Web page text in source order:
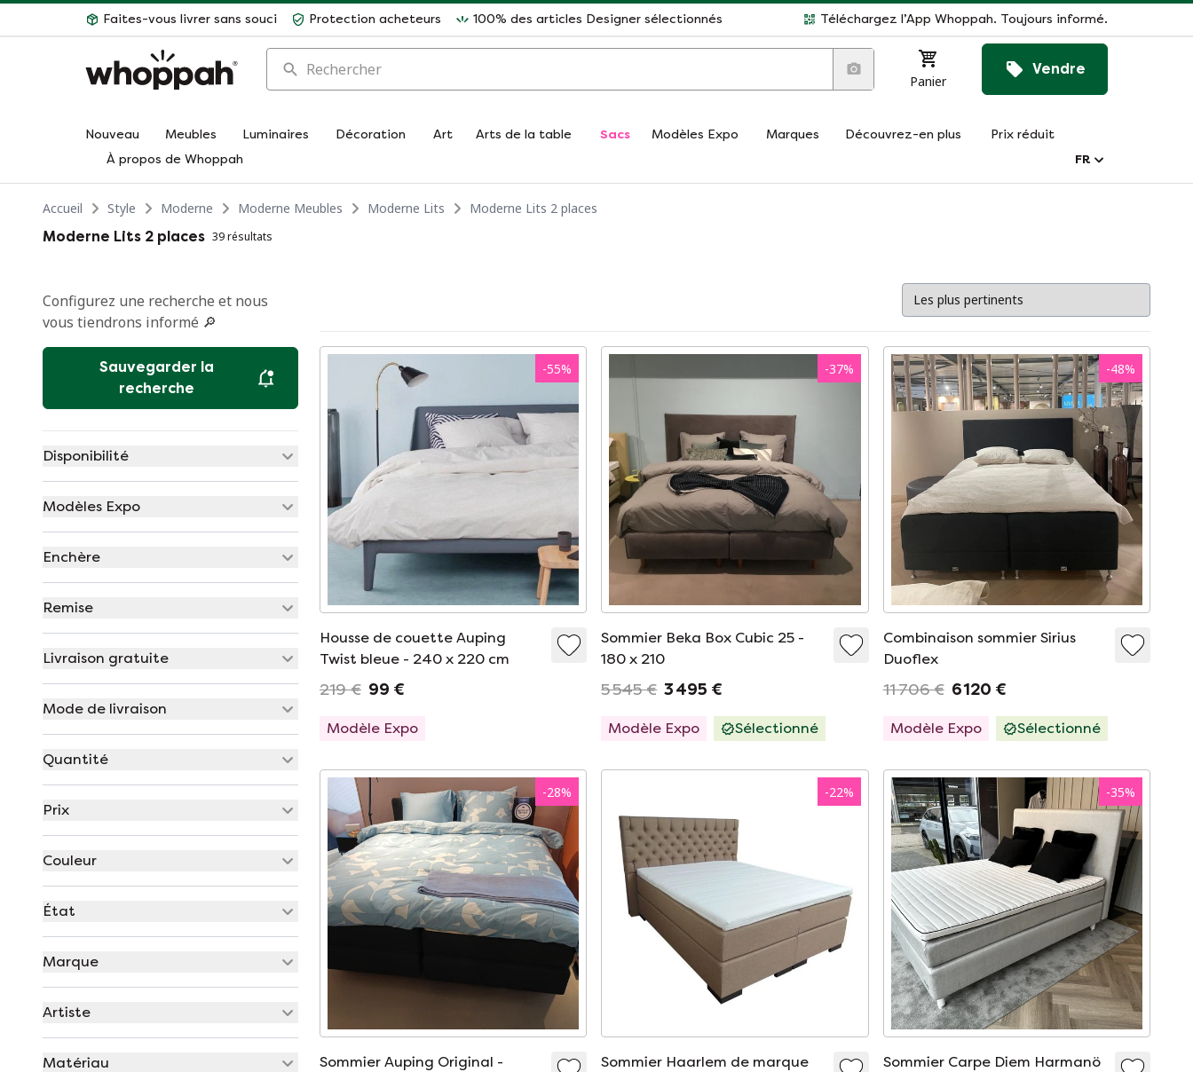
Faites-vous livrer sans souci Protection acheteurs 100% des articles Designer sélectionnés Téléchargez l’App Whoppah. Toujours informé.
Rechercher
Panier
Vendre
Nouveau Meubles Luminaires Décoration Art Arts de la table Sacs Modèles Expo Marques Découvrez-en plus
Prix réduit
À propos de Whoppah
FR
Accueil Style Moderne Moderne Meubles Moderne Lits
Moderne Lits 2 places
Moderne Lits 2 places 39 résultats
Configurez une recherche et nous
vous tiendrons informé 🔎
Sauvegarder la
recherche
Disponibilité
Modèles Expo
Enchère
Remise
Livraison gratuite
Mode de livraison
Quantité
Prix
Couleur
État
Marque
Artiste
Matériau
-55%
Housse de couette Auping
Twist bleue - 240 x 220 cm
219 € 99 €
Modèle Expo
-37%
Sommier Beka Box Cubic 25 -
180 x 210
5 545 € 3 495 €
Modèle Expo Sélectionné
-48%
Combinaison sommier Sirius
Duoflex
11 706 € 6 120 €
Modèle Expo Sélectionné
-28%
Sommier Auping Original -
-22%
Sommier Haarlem de marque
-35%
Sommier Carpe Diem Harmanö